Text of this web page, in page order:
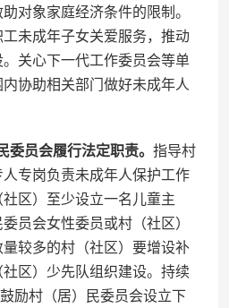
对象家庭经济条件的限制。
未成年子女关爱服务，推动
关心下一代工作委员会等单
协助相关部门做好未成年人
员会履行法定职责。 指导村
人专岗负责未成年人保护工作
区）至少设立一名儿童主
员会女性委员或村（社区）
较多的村（社区）要增设补
区）少先队组织建设。持续
励村（居）民委员会设立下